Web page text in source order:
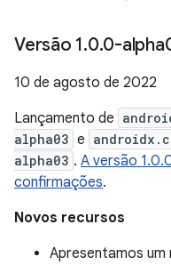
Versão 1.0.0-
10 de agosto de 2022
Lançamento de
alpha03 e
alpha03 . A versão
confirmações.
Novos recursos
Apresentamos